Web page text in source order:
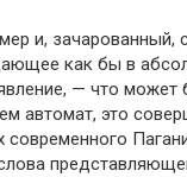
и,
как бы в
— что может
автомат, это
со­временного